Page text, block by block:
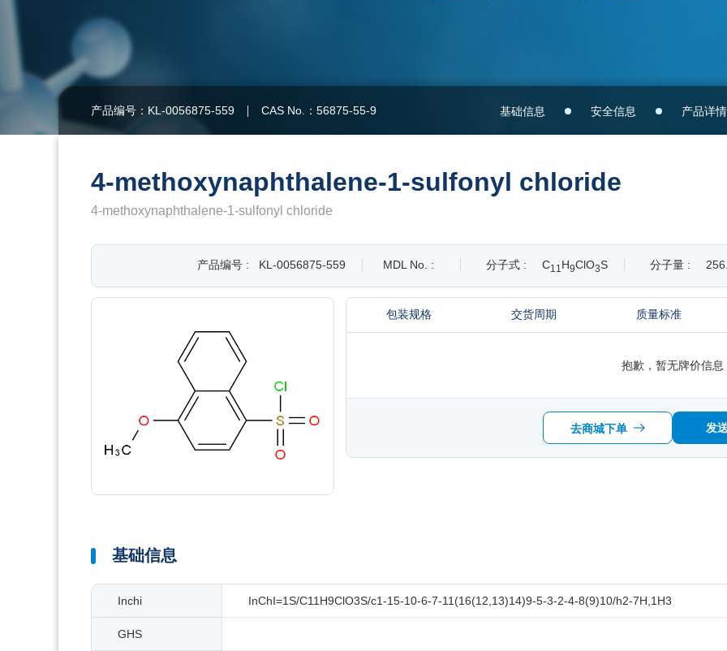
产品编号：KL-0056875-559 CAS No.：56875-55-9 基础信息 安全信息 产品详情
4-methoxynaphthalene-1-sulfonyl chloride
4-methoxynaphthalene-1-sulfonyl chloride
产品编号 : KL-0056875-559 MDL No. : 分子式 : C1 1 H9ClO3S 分子量 :
包装规格 交货周期 质量标准
抱歉，暂无牌价信息
去商城下单 发
基础信息
Inchi InChI=1S/C11H9ClO3S/c1-15-10-6-7-11(16(12,13)14)9-5-3-2-4-8(9)10/h2-7H,1H3
GHS